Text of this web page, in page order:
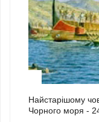
Найстарішому
Чорного моря -